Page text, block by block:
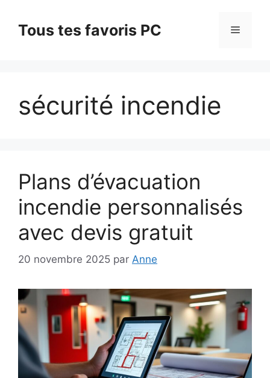
contenuTous tes favoris PC Menu
sécurité incendie
Plans d’évacuation
incendie personnalisés
avec devis gratuit
20 novembre 2025 par Anne